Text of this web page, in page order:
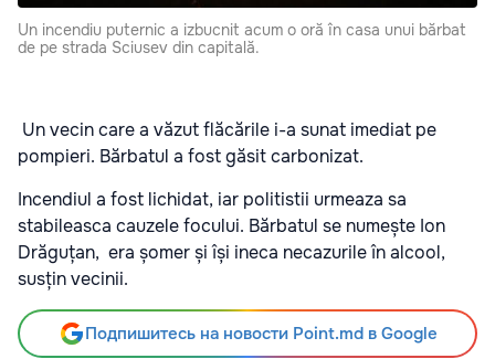
Un incendiu puternic a izbucnit acum o oră în casa unui bărbat
de pe strada Sciusev din capitală.
Un vecin care a văzut flăcările i-a sunat imediat pe
pompieri. Bărbatul a fost găsit carbonizat.
Incendiul a fost lichidat, iar politistii urmeaza sa
stabileasca cauzele focului. Bărbatul se numește Ion
Drăguțan, era șomer și își ineca necazurile în alcool,
susțin vecinii.
Подпишитесь на новости Point.md в Google